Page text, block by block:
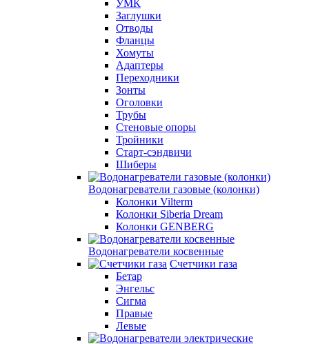
УМК
Заглушки
Отводы
Фланцы
Хомуты
Адаптеры
Переходники
Зонты
Оголовки
Трубы
Стеновые опоры
Тройники
Старт-сэндвичи
Шиберы
Водонагреватели газовые (колонки)
Колонки Vilterm
Колонки Siberia Dream
Колонки GENBERG
Водонагреватели косвенные
Счетчики газа
Бетар
Энгельс
Сигма
Правые
Левые